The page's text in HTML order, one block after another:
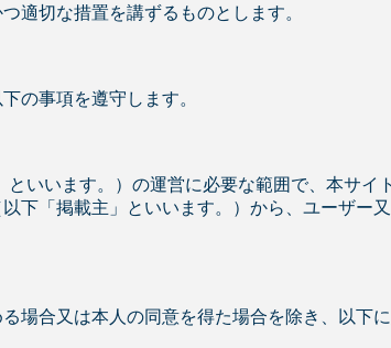
適切な措置を講ずるものとします。
の事項を遵守します。
いいます。）の運営に必要な範囲で、本サイ
下「掲載主」といいます。）から、ユーザー
場合又は本人の同意を得た場合を除き、以下